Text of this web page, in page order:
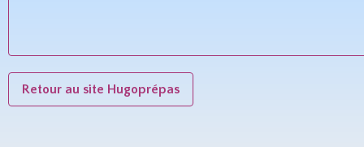
Retour au site Hugoprépas